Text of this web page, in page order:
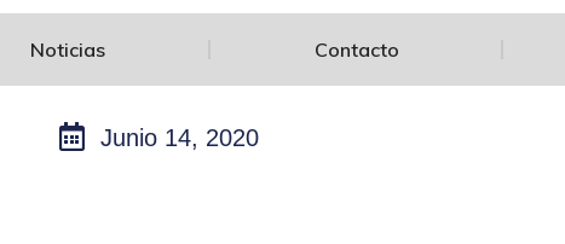
Noticias Contacto
Junio 14, 2020